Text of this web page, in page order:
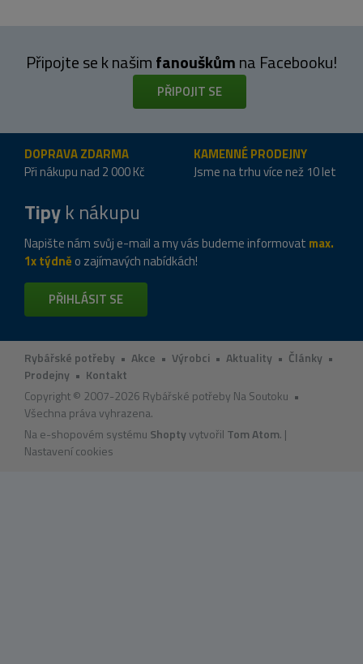
Připojte se k našimfanouškůmna Facebooku!
PŘIPOJIT SE
DOPRAVA ZDARMA
Při nákupu nad 2 000 Kč
KAMENNÉ PRODEJNY
Jsme na trhu více než 10 let
Tipyk nákupu
Napište nám svůj e-mail a my vás budeme informovat max.
1x týdně o zajímavých nabídkách!
PŘIHLÁSIT SE
Rybářské potřeby • Akce • Výrobci • Aktuality • Články •
Prodejny • Kontakt
Copyright © 2007-2026 Rybářské potřeby Na Soutoku •
Všechna práva vyhrazena.
Na e-shopovém systému Shoptyvytvořil Tom Atom. |
Nastavení cookies